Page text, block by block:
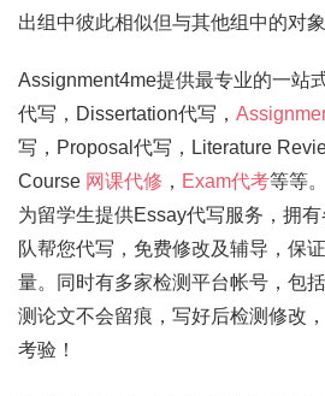
出组中彼此相似但与其他组中的对
Assignment4me提供最专业的一站
代写，Dissertation代写，
写，Proposal代写，Literature
Course 网课代修 ， Exam代考等等
为留学生提供Essay代写服务，拥
队帮您代写，免费修改及辅导，保
量。同时有多家检测平台帐号，包
测论文不会留痕，写好后检测修改
考验！